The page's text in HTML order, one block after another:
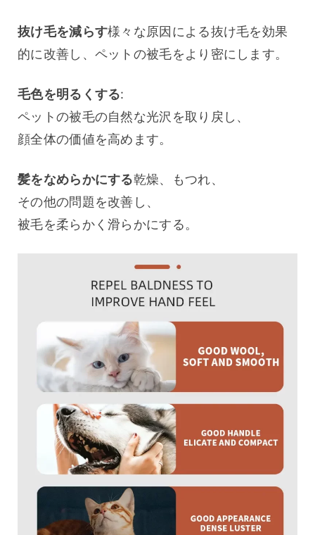
抜け毛を減らす様々な原因による抜け毛を効果
的に改善し、ペットの被毛をより密にします。
毛色を明るくする:
ペットの被毛の自然な光沢を取り戻し、
顔全体の価値を高めます。
髪をなめらかにする乾燥、もつれ、
その他の問題を改善し、
被毛を柔らかく滑らかにする。